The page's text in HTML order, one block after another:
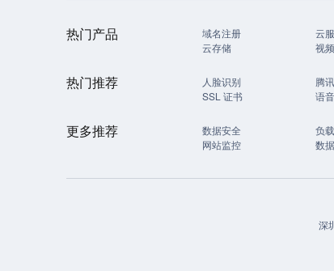
热门产品 域名注册 云
云存储
视
热门推荐 人脸识别 腾
SSL 证书
语
更多推荐 数据安全 负
网站监控
数
深